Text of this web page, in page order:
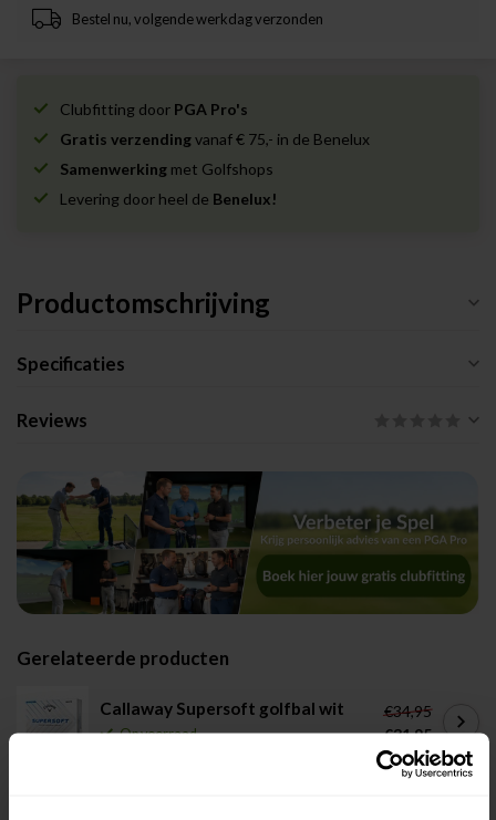
Bestel nu, volgende werkdag verzonden
Clubfitting door PGA Pro's
Gratis verzendingvanaf € 75,- in de Benelux
Samenwerking met Golfshops
Levering door heel de Benelux!
Productomschrijving
Specificaties
Reviews
Gerelateerde producten
Callaway Supersoft golfbal wit
Op voorraad
€34,95
€31,95